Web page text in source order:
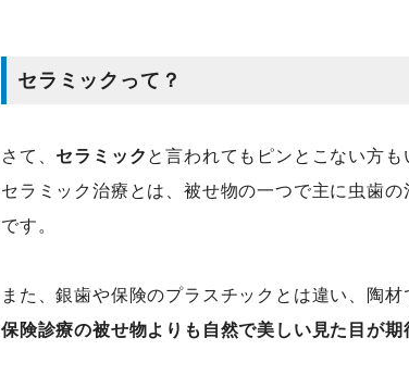
セラミックって？
さて、 セラミック と言われてもピンとこない方
セラミック治療とは、被せ物の一つで主に虫歯の
です。
また、銀歯や保険のプラスチックとは違い、陶
保険診療の被せ物よりも自然で美しい見た目が期